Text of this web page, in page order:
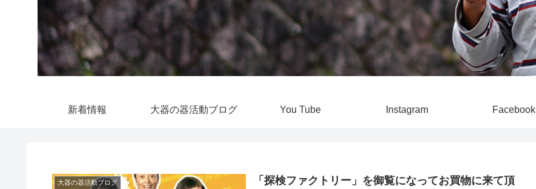
新着情報 大器の器活動ブログ You Tube Instagram Facebook
大器の器活動ブログ
「探検ファクトリー」を御覧になってお買物に来て頂